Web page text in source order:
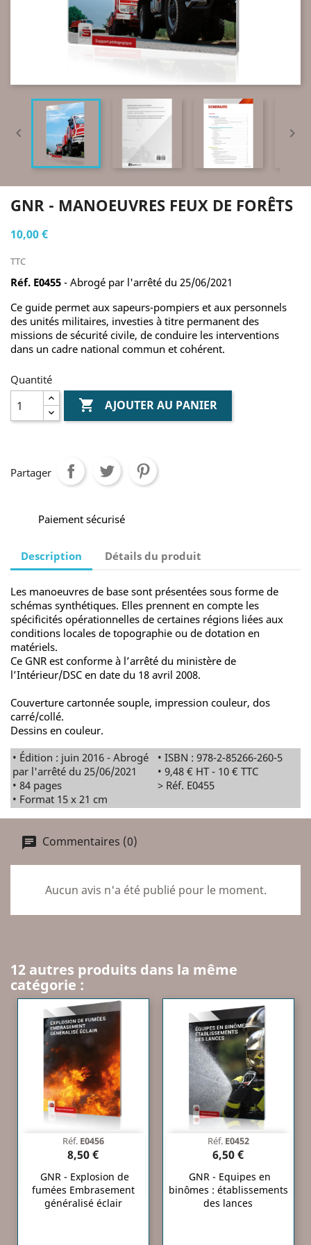
 
GNR - MANOEUVRES FEUX DE FORÊTS
10,00 €
TTC
Réf. E0455 - Abrogé par l'arrêté du 25/06/2021
Ce guide permet aux sapeurs-pompiers et aux personnels
des unités militaires, investies à titre permanent des
missions de sécurité civile, de conduire les interventions
dans un cadre national commun et cohérent.
Quantité
 AJOUTER AU PANIER
Partager
Paiement sécurisé
Description Détails du produit
Les manoeuvres de base sont présentées sous forme de
schémas synthétiques. Elles prennent en compte les
spécificités opérationnelles de certaines régions liées aux
conditions locales de topographie ou de dotation en
matériels.
Ce GNR est conforme à l’arrêté du ministère de
l’Intérieur/DSC en date du 18 avril 2008.
Couverture cartonnée souple, impression couleur, dos
carré/collé.
Dessins en couleur.
• Édition : juin 2016 - Abrogé
par l'arrêté du 25/06/2021
• 84 pages
• Format 15 x 21 cm
• ISBN : 978-2-85266-260-5
• 9,48 € HT - 10 € TTC
> Réf. E0455
Commentaires (0)
Aucun avis n'a été publié pour le moment.
12 autres produits dans la même
catégorie :
Réf. E0456
8,50 €
GNR - Explosion de
fumées Embrasement
généralisé éclair
Réf. E0452
6,50 €
GNR - Equipes en
binômes : établissements
des lances